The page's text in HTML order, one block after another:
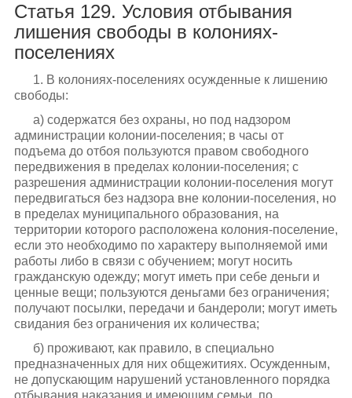
Статья 129. Условия отбывания
лишения свободы в колониях-
поселениях
1. В колониях-поселениях осужденные к лишению
свободы:
а) содержатся без охраны, но под надзором
администрации колонии-поселения; в часы от
подъема до отбоя пользуются правом свободного
передвижения в пределах колонии-поселения; с
разрешения администрации колонии-поселения могут
передвигаться без надзора вне колонии-поселения, но
в пределах муниципального образования, на
территории которого расположена колония-поселение,
если это необходимо по характеру выполняемой ими
работы либо в связи с обучением; могут носить
гражданскую одежду; могут иметь при себе деньги и
ценные вещи; пользуются деньгами без ограничения;
получают посылки, передачи и бандероли; могут иметь
свидания без ограничения их количества;
б) проживают, как правило, в специально
предназначенных для них общежитиях. Осужденным,
не допускающим нарушений установленного порядка
отбывания наказания и имеющим семьи, по